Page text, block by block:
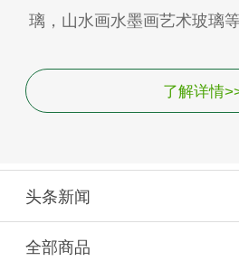
璃，山水画水墨画艺术玻璃等
了解详情
头条新闻
全部商品